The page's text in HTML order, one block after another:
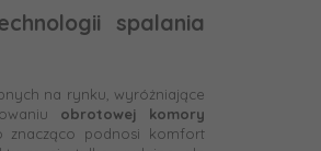
spalania
na rynku, wyróżniające
obrotowej komory
znacząco podnosi komfort